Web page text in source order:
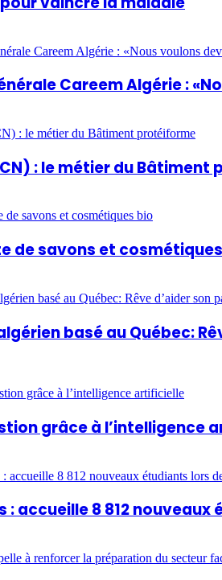
Careem Algérie :
: le métier du Bâtiment
de savons et
basé au Québec:
grâce à l’intelligence
: accueille 8 812